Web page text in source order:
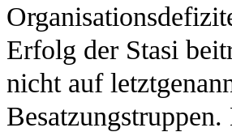
Erfolg der Stasi
nicht auf